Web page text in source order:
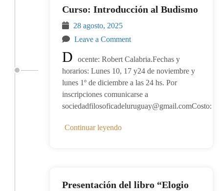
Curso: Introducción al Budismo
28 agosto, 2025
Leave a Comment
D
ocente: Robert Calabria.Fechas y
horarios: Lunes 10, 17 y24 de noviembre y
lunes 1º de diciembre a las 24 hs. Por
inscripciones comunicarse a
sociedadfilosoficadeluruguay@gmail.comCosto:
Continuar leyendo
Presentación del libro “Elogio